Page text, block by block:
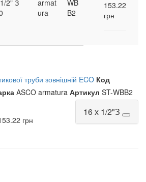
2" З
armat
ura
WB
B2
153.22
грн
труби зовнішній ECO Код
ASCO armatura Артикул ST-WBB2
16 х 1/2"З
грн